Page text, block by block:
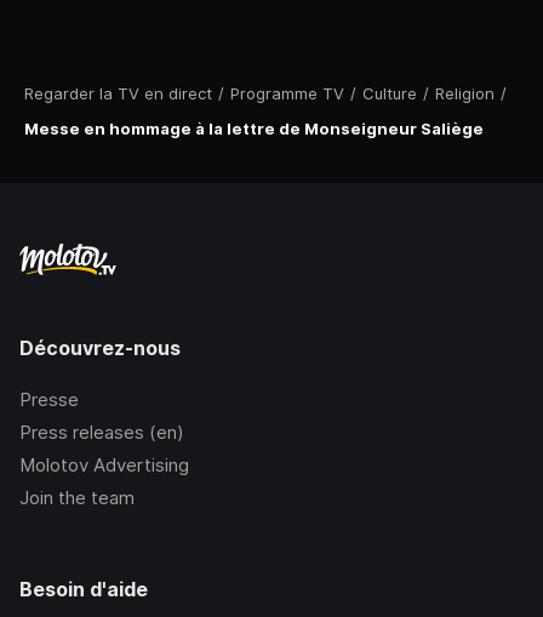
Regarder la TV en direct / Programme TV / Culture / Religion /
Messe en hommage à la lettre de Monseigneur Saliège
Découvrez-nous
Presse
Press releases (en)
Molotov Advertising
Join the team
Besoin d'aide